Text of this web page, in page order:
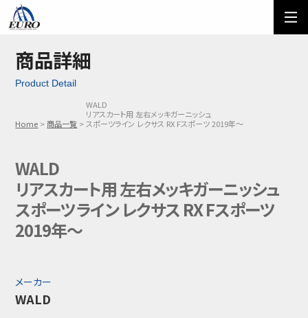
ご利用方法
メール問い合わせ
03-5674-7742
商品詳細
Product Detail
Home 商品一覧
WALD
リアスカート用 左右メッキガーニッシュ
スポーツライン レクサス RX Fスポーツ 2019年～
WALD
リアスカート用 左右メッキガーニッシュ
スポーツライン レクサス RX Fスポーツ
2019年～
メーカー
WALD